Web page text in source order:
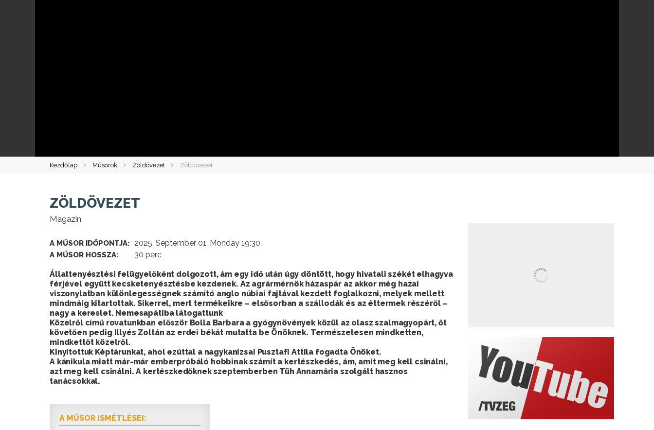
Kezdőlap Műsorok Zöldövezet Zöldövezet
ZÖLDÖVEZET
Magazin
A MŰSOR IDŐPONTJA: 2025. September 01. Monday 19:30
A MŰSOR HOSSZA: 30 perc
Állattenyésztési felügyelőként dolgozott, ám egy idő után úgy döntött, hogy hivatali székét elhagyva
férjével együtt kecsketenyésztésbe kezdenek. Az agrármérnök házaspár az akkor még hazai
viszonylatban különlegességnek számító anglo núbiai fajtával kezdett foglalkozni, melyek mellett
mindmáig kitartottak. Sikerrel, mert termékeikre – elsősorban a szállodák és az éttermek részéről –
nagy a kereslet. Nemesapátiba látogattunk
Közelről című rovatunkban először Bolla Barbara a gyógynövények közül az olasz szalmagyopárt, őt
követően pedig Illyés Zoltán az erdei békát mutatta be Önöknek. Természetesen mindketten,
mindkettőt közelről.
Kinyitottuk Képtárunkat, ahol ezúttal a nagykanizsai Pusztafi Attila fogadta Önöket.
A kánikula miatt már-már emberpróbáló hobbinak számít a kertészkedés, ám, amit meg kell csinálni,
azt meg kell csinálni. A kertészkedőknek szeptemberben Tüh Annamária szolgált hasznos
tanácsokkal.
A MŰSOR ISMÉTLÉSEI: